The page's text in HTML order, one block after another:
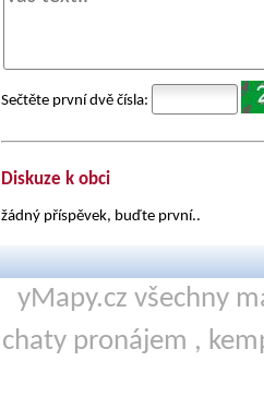
Sečtěte první dvě čísla:
Diskuze k obci
žádný příspěvek, buďte první..
yMapy.cz všechny
chaty pronájem ,